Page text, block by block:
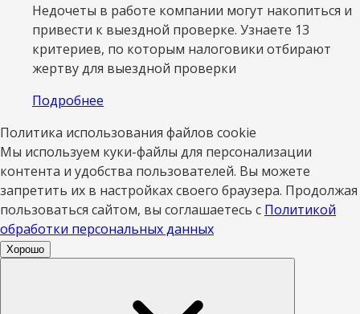
Недочеты в работе компании могут накопиться и
привести к выездной проверке. Узнаете 13
критериев, по которым налоговики отбирают
жертву для выездной проверки
Подробнее
Политика использования файлов cookie
Мы используем куки-файлы для персонализации
контента и удобства пользователей. Вы можете
запретить их в настройках своего браузера. Продолжая
пользоваться сайтом, вы соглашаетесь с Политикой
обработки персональных данных
Хорошо